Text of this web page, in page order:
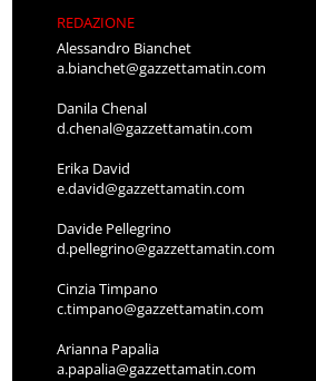
REDAZIONE
Alessandro Bianchet
a.bianchet@gazzettamatin.com
Danila Chenal
d.chenal@gazzettamatin.com
Erika David
e.david@gazzettamatin.com
Davide Pellegrino
d.pellegrino@gazzettamatin.com
Cinzia Timpano
c.timpano@gazzettamatin.com
Arianna Papalia
a.papalia@gazzettamatin.com